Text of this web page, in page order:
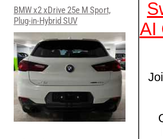
BMW x2 xDrive 25e M Sport,
Plug-in-Hybrid SUV